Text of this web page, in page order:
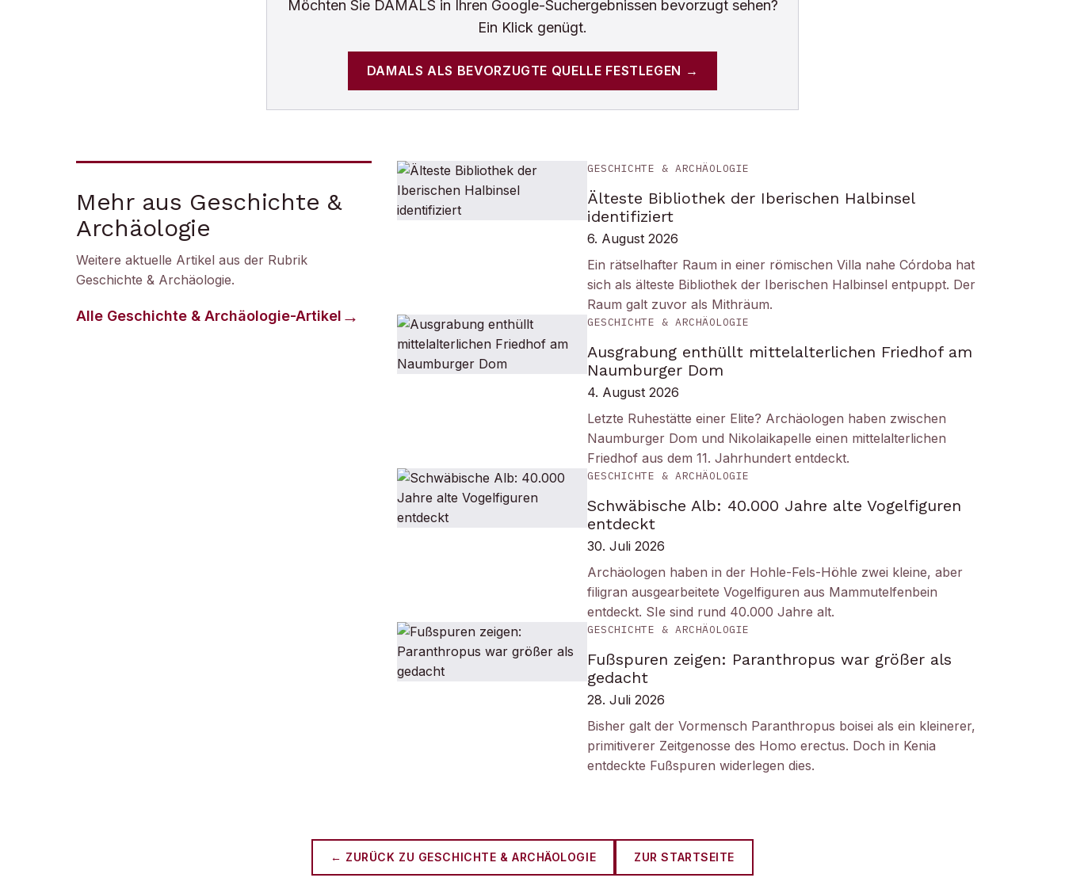
Möchten Sie DAMALS in Ihren Google-Suchergebnissen bevorzugt sehen?
Ein Klick genügt.
DAMALS ALS BEVORZUGTE QUELLE FESTLEGEN →
Mehr aus Geschichte &
Archäologie
Weitere aktuelle Artikel aus der Rubrik
Geschichte & Archäologie.
Alle Geschichte & Archäologie-Artikel
GESCHICHTE & ARCHÄOLOGIE
Älteste Bibliothek der Iberischen Halbinsel
identifiziert
6. August 2026
Ein rätselhafter Raum in einer römischen Villa nahe Córdoba hat
sich als älteste Bibliothek der Iberischen Halbinsel entpuppt. Der
Raum galt zuvor als Mithräum.
GESCHICHTE & ARCHÄOLOGIE
Ausgrabung enthüllt mittelalterlichen Friedhof am
Naumburger Dom
4. August 2026
Letzte Ruhestätte einer Elite? Archäologen haben zwischen
Naumburger Dom und Nikolaikapelle einen mittelalterlichen
Friedhof aus dem 11. Jahrhundert entdeckt.
GESCHICHTE & ARCHÄOLOGIE
Schwäbische Alb: 40.000 Jahre alte Vogelfiguren
entdeckt
30. Juli 2026
Archäologen haben in der Hohle-Fels-Höhle zwei kleine, aber
filigran ausgearbeitete Vogelfiguren aus Mammutelfenbein
entdeckt. SIe sind rund 40.000 Jahre alt.
GESCHICHTE & ARCHÄOLOGIE
Fußspuren zeigen: Paranthropus war größer als
gedacht
28. Juli 2026
Bisher galt der Vormensch Paranthropus boisei als ein kleinerer,
primitiverer Zeitgenosse des Homo erectus. Doch in Kenia
entdeckte Fußspuren widerlegen dies.
← ZURÜCK ZU GESCHICHTE & ARCHÄOLOGIE ZUR STARTSEITE